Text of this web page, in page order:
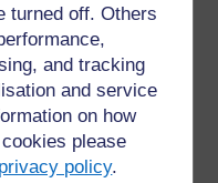
turned off. Others
and tracking
and service
on how
please
policy.